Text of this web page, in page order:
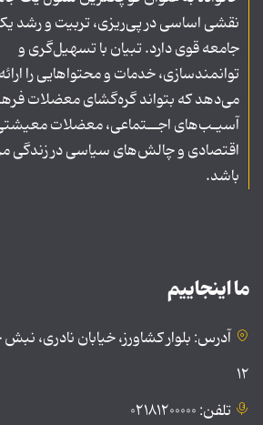
نقشی اساسی در پی‌ریزی، تربیت و رشد
جامعه قوی دارد. تبیان با تسهیل‌گری و
توانمندسازی، خدمات و محتواهایی را ارائه
می‌دهد که بتواند گره‌گشای معضلات
آسیـب‌های اجــتماعی، معضلات
اقتصادی و چالش‌های سیاسی در زندگی
باشد.
ما اینجاییم
آدرس: بلوار کشاورز، خیابان نادری،
۱۲
تلفن: ۰۲۱۸۱۲۰۰۰۰۰